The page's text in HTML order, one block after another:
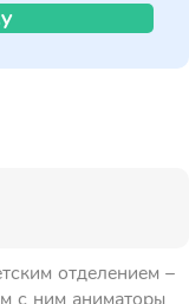
отделением –